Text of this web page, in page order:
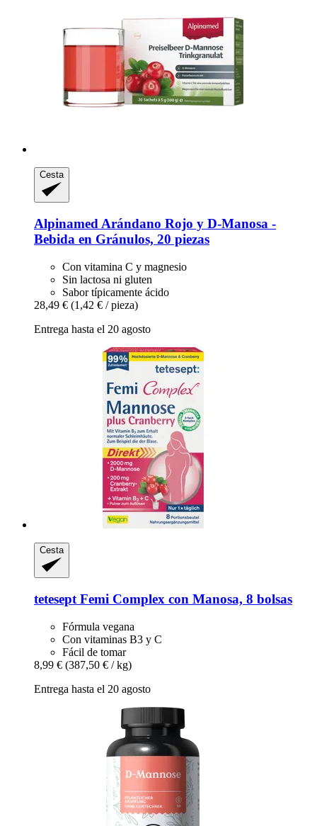
Cesta
Alpinamed Arándano Rojo y D-​Manosa -​
Bebida en Gránulos, 20 piezas
Con vitamina C y magnesio
Sin lactosa ni gluten
Sabor típicamente ácido
28,49 € (1,42 € / pieza)
Entrega hasta el 20 agosto
Cesta
tetesept Femi Complex con Manosa, 8 bolsas
Fórmula vegana
Con vitaminas B3 y C
Fácil de tomar
8,99 € (387,50 € / kg)
Entrega hasta el 20 agosto